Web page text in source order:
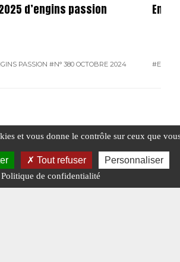
d’engins passion
PASSION #N° 380 OCTOBRE 2024
#N° 380 OCTOBRE 2024
et vous donne le contrôle sur ceux que
Tout refuser Personnaliser
Politique de confidentialité